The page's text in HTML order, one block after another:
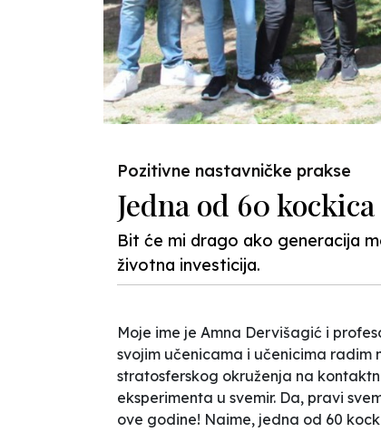
Pozitivne nastavničke prakse
Jedna od 60
Bit će mi drago ako generacija
životna investicija.
Moje ime je Amna Dervišagić i
svojim učenicama i učenicima
stratosferskog okruženja na
eksperimenta u svemir. Da, pravi
ove godine! Naime, jedna od 60